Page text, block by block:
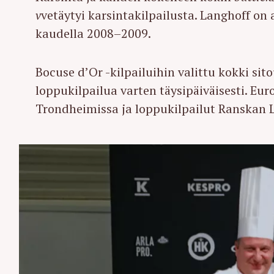
vvetäytyi karsintakilpailusta. Langhoff on
kaudella 2008–2009.
Bocuse d’Or -kilpailuihin valittu kokki
loppukilpailua varten täysipäiväisesti.
Trondheimissa ja loppukilpailut Ranskan